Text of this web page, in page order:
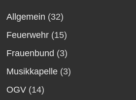
Allgemein (32)
Feuerwehr (15)
Frauenbund (3)
Musikkapelle (3)
OGV (14)